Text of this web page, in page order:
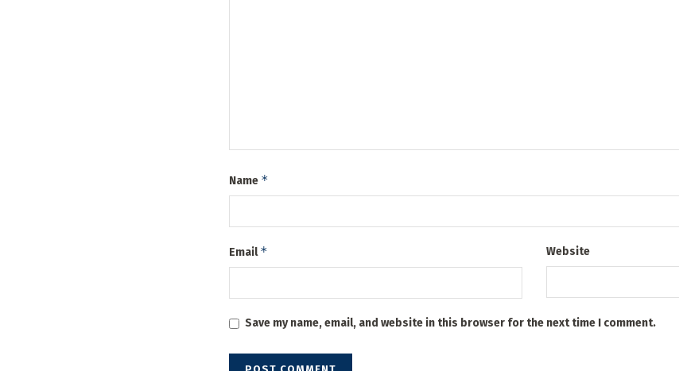
Name *
Email* Website
Save my name, email, and website in this browser for the next time I comment.